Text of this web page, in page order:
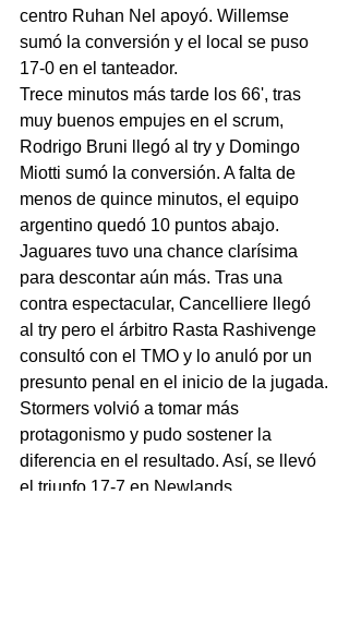
centro Ruhan Nel apoyó. Willemse
sumó la conversión y el local se puso
17-0 en el tanteador.
Trece minutos más tarde los 66', tras
muy buenos empujes en el scrum,
Rodrigo Bruni llegó al try y Domingo
Miotti sumó la conversión. A falta de
menos de quince minutos, el equipo
argentino quedó 10 puntos abajo.
Jaguares tuvo una chance clarísima
para descontar aún más. Tras una
contra espectacular, Cancelliere llegó
al try pero el árbitro Rasta Rashivenge
consultó con el TMO y lo anuló por un
presunto penal en el inicio de la jugada.
Stormers volvió a tomar más
protagonismo y pudo sostener la
diferencia en el resultado. Así, se llevó
el triunfo 17-7 en Newlands.